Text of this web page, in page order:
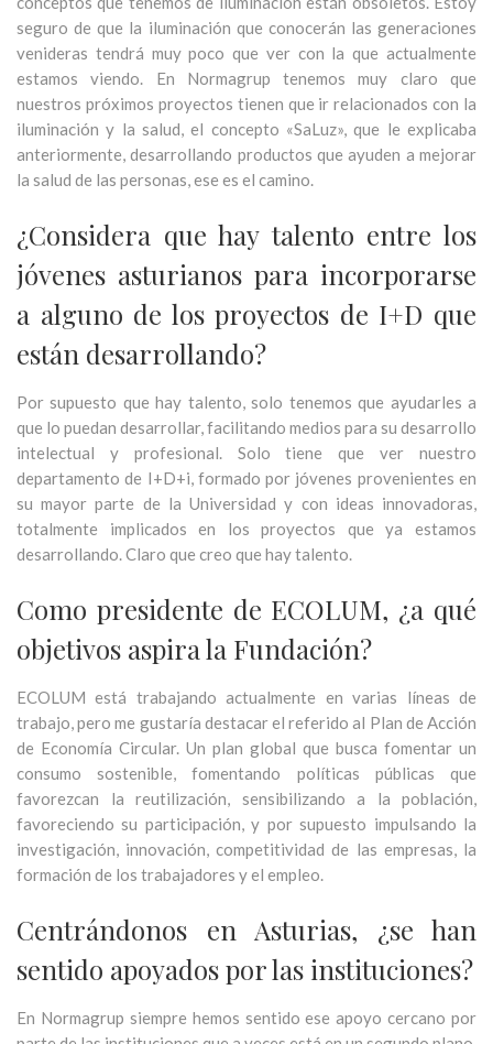
seguro de que la iluminación que conocerán las generaciones
venideras tendrá muy poco que ver con la que actualmente
estamos viendo. En Normagrup tenemos muy claro que
nuestros próximos proyectos tienen que ir relacionados con la
iluminación y la salud, el concepto «SaLuz», que le explicaba
anteriormente, desarrollando productos que ayuden a mejorar
la salud de las personas, ese es el camino.
¿Considera que hay talento entre los
jóvenes asturianos para incorporarse
a alguno de los proyectos de I+D que
están desarrollando?
Por supuesto que hay talento, solo tenemos que ayudarles a
que lo puedan desarrollar, facilitando medios para su desarrollo
intelectual y profesional. Solo tiene que ver nuestro
departamento de I+D+i, formado por jóvenes provenientes en
su mayor parte de la Universidad y con ideas innovadoras,
totalmente implicados en los proyectos que ya estamos
desarrollando. Claro que creo que hay talento.
Como presidente de ECOLUM, ¿a qué
objetivos aspira la Fundación?
ECOLUM está trabajando actualmente en varias líneas de
trabajo, pero me gustaría destacar el referido al Plan de Acción
de Economía Circular. Un plan global que busca fomentar un
consumo sostenible, fomentando políticas públicas que
favorezcan la reutilización, sensibilizando a la población,
favoreciendo su participación, y por supuesto impulsando la
investigación, innovación, competitividad de las empresas, la
formación de los trabajadores y el empleo.
Centrándonos en Asturias, ¿se han
sentido apoyados por las instituciones?
En Normagrup siempre hemos sentido ese apoyo cercano por